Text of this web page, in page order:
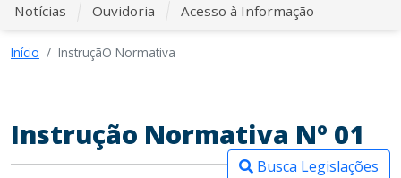
Notícias Ouvidoria Acesso à Informação
Início InstruçãO Normativa
Instrução Normativa Nº 01
Busca Legislações